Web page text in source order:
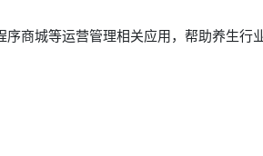
商城等运营管理相关应用，帮助养生行